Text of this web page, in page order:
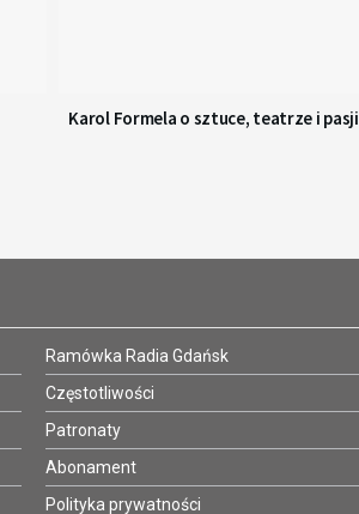
Karol Formela o sztuce, teatrze i pasji
Ramówka Radia Gdańsk
Częstotliwości
Patronaty
Abonament
Polityka prywatności